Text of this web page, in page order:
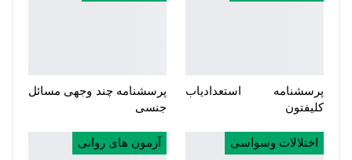
پرسشنامه استعدادیاب
کلیفتون
پرسشنامه چند وجهی مسائل
جنسی
اختلالات وسواسی آزمون های روانی